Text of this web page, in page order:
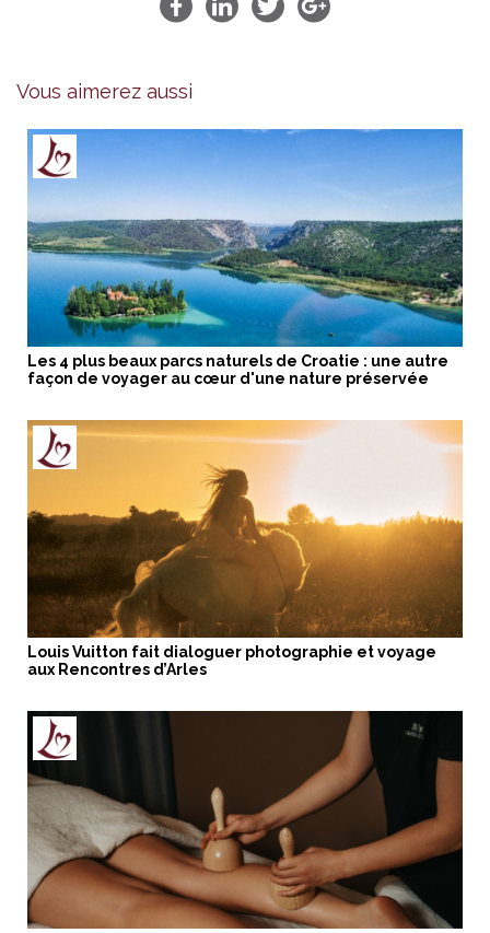
Vous aimerez aussi
Les 4 plus beaux parcs naturels de Croatie : une autre
façon de voyager au cœur d'une nature préservée
Louis Vuitton fait dialoguer photographie et voyage
aux Rencontres d’Arles